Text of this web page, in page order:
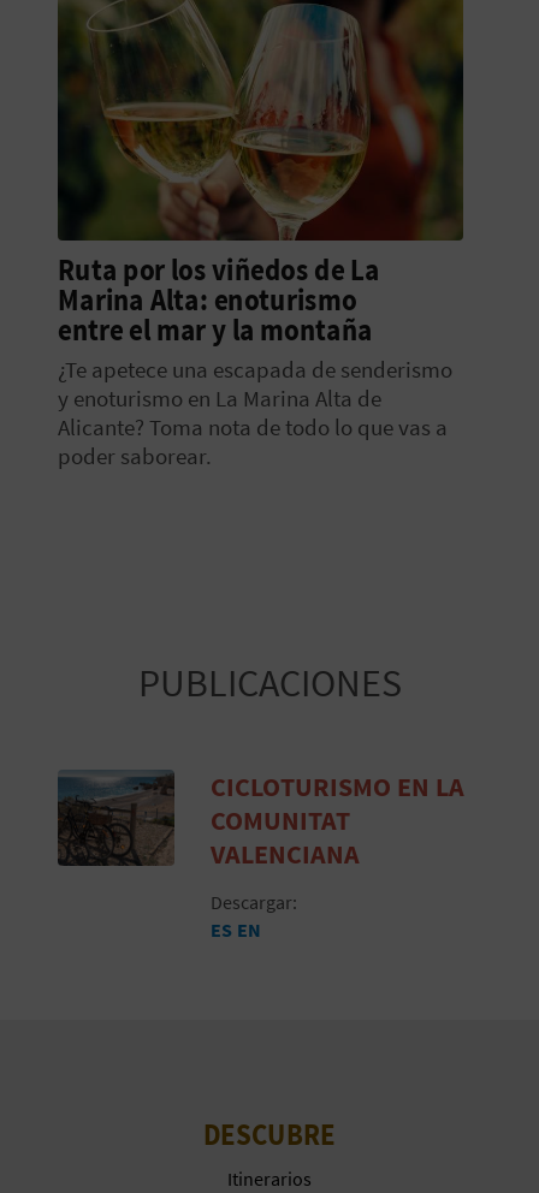
Ruta por los viñedos de La
Marina Alta: enoturismo
entre el mar y la montaña
¿Te apetece una escapada de senderismo
y enoturismo en La Marina Alta de
Alicante? Toma nota de todo lo que vas a
poder saborear.
PUBLICACIONES
CICLOTURISMO EN LA
COMUNITAT
VALENCIANA
Descargar:
ES EN
DESCUBRE
Itinerarios